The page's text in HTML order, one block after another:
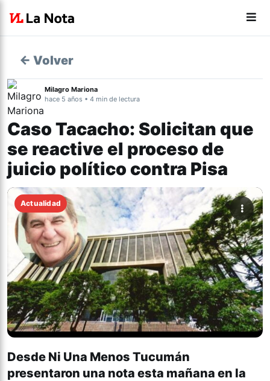
← Volver
Milagro Mariona
hace 5 años • 4 min de lectura
Caso Tacacho: Solicitan que
se reactive el proceso de
juicio político contra Pisa
Actualidad
Desde Ni Una Menos Tucumán
presentaron una nota esta mañana en la